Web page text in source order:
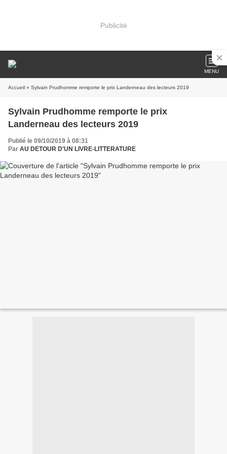
Publicité
MENU
Accueil » Sylvain Prudhomme remporte le prix Landerneau des lecteurs 2019
Sylvain Prudhomme remporte le prix
Landerneau des lecteurs 2019
Publié le 09/10/2019 à 08:31
Par AU DETOUR D'UN LIVRE-LITTERATURE